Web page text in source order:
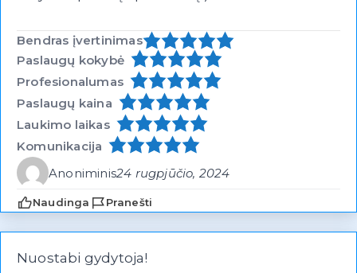
Bendras įvertinimas
Paslaugų kokybė
Profesionalumas
Paslaugų kaina
Laukimo laikas
Komunikacija
Anoniminis24 rugpjūčio, 2024
Naudinga Pranešti
Nuostabi gydytoja!